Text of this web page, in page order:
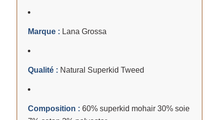
Marque : Lana Grossa
Qualité : Natural Superkid Tweed
Composition : 60% superkid mohair 30% soie